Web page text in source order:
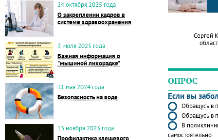
24 октября 2025 года
О закреплении кадров в
системе здравоохранения
3 июля 2025 года
Важная информация о
"мышиной лихорадке"
31 мая 2024 года
Безопасность на воде
13 ноября 2023 года
Профилактика клещевого
Сергей
ОПРОС
Если вы
Обращусь в
Обращусь в
В
самостоятельно